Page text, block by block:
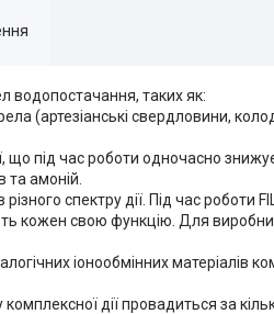
водопостачання, таких як:
(артезіанські свердловини,
що під час роботи одночасно
та амоній.
спектру дії. Під час
кожен свою функцію. Для
іонообмінних матеріалів
дії провадиться за